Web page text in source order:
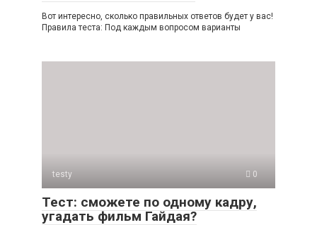
Вот интересно, сколько правильных ответов будет у вас!
Правила теста: Под каждым вопросом варианты
testy 0
Тест: сможете по одному кадру,
угадать фильм Гайдая?